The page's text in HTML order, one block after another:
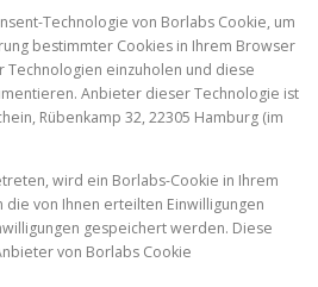
Technologie von Borlabs Cookie, um
bestimmter Cookies in Ihrem Browser
Technologien einzuholen und diese
Anbieter dieser Technologie ist
Rübenkamp 32, 22305 Hamburg (im
wird ein Borlabs-Cookie in Ihrem
von Ihnen erteilten Einwilligungen
gespeichert werden. Diese
von Borlabs Cookie